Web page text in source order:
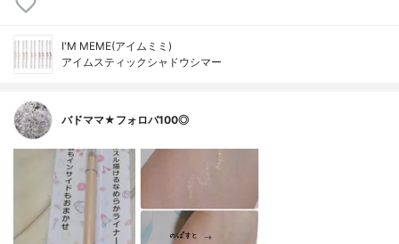
I'M MEME(アイムミミ)
アイムスティックシャドウシマー
バドママ★フォロバ100◎